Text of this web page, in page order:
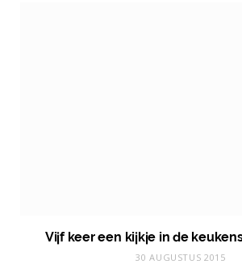
Vijf keer een kijkje in de
30 AUGUSTUS 2015